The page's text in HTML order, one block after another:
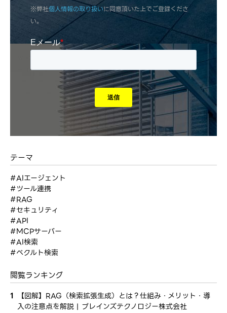
※弊社個人情報の取り扱いに同意頂いた上でご登録くださ
い。
テーマ
#AIエージェント
#ツール連携
#RAG
#セキュリティ
#API
#MCPサーバー
#AI検索
#ベクルト検索
閲覧ランキング
1
【図解】RAG（検索拡張生成）とは？仕組み・メリット・導
入の注意点を解説 | ブレインズテクノロジー株式会社